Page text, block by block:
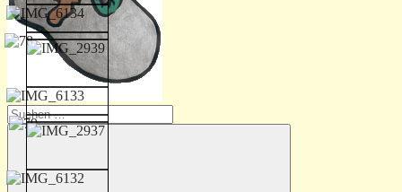
Suchen
nach: